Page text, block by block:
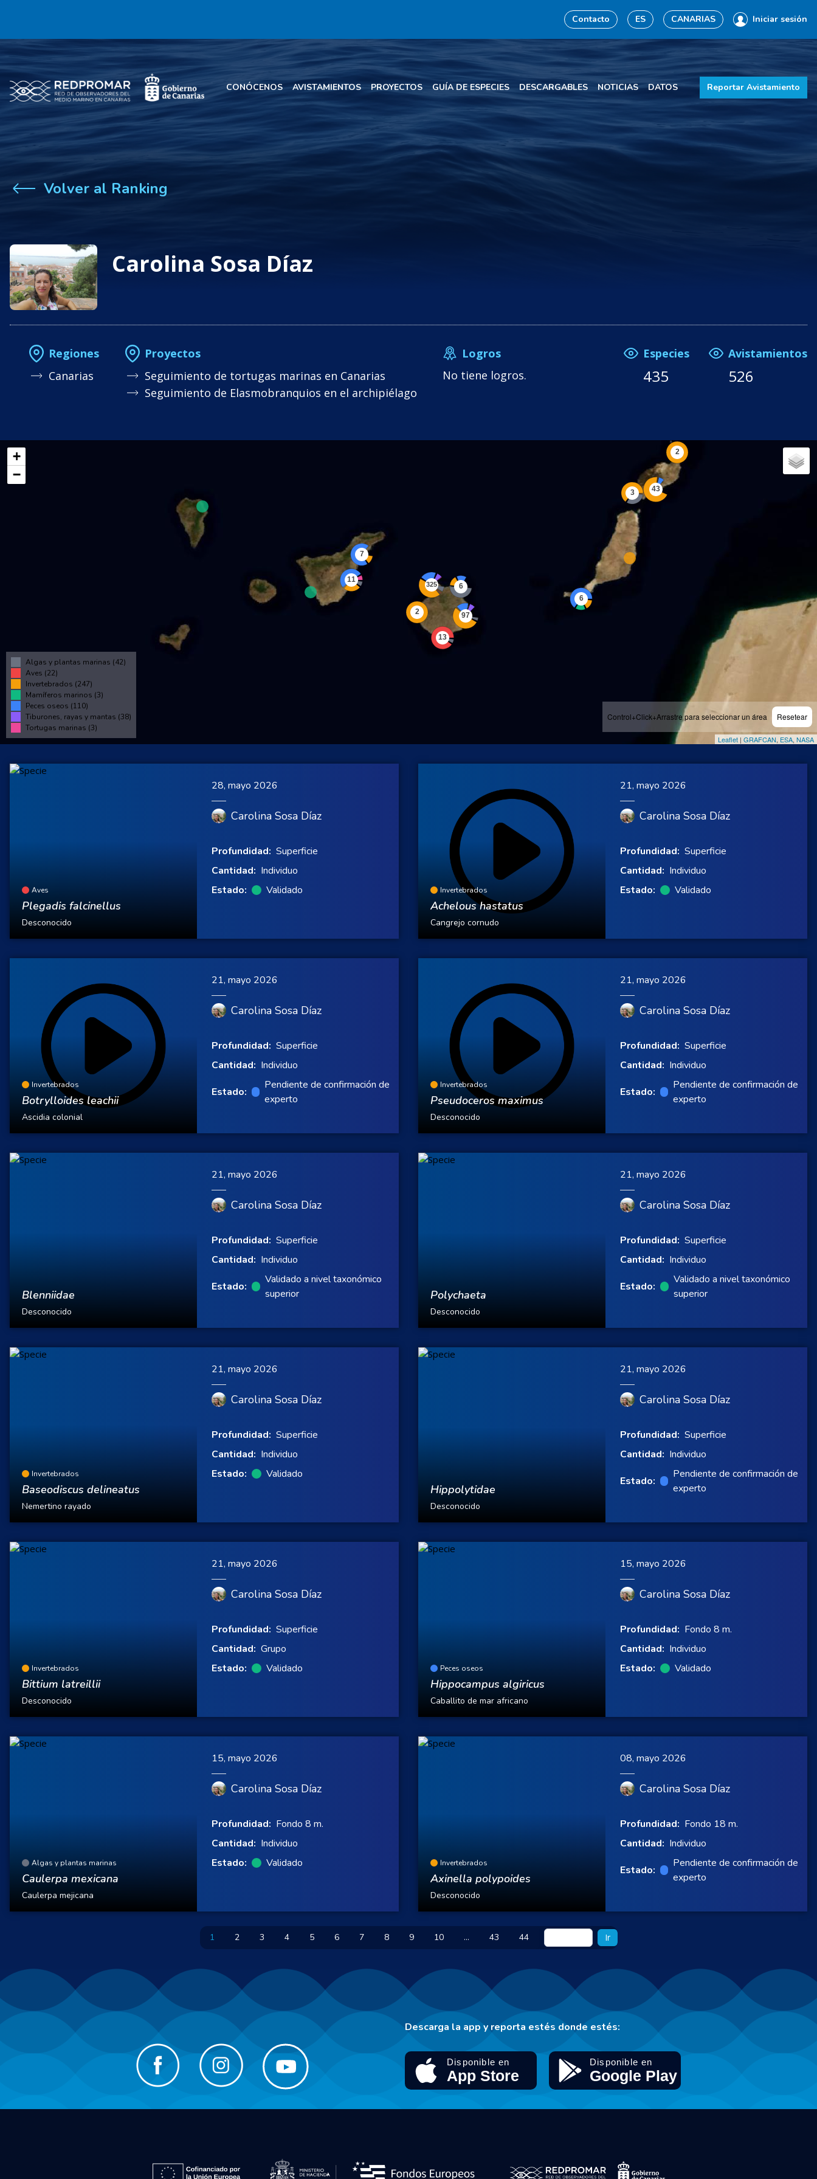
Contacto ES CANARIAS Iniciar sesión
CONÓCENOS AVISTAMIENTOS PROYECTOS GUÍA DE ESPECIES DESCARGABLES NOTICIAS DATOS Reportar Avistamiento
Volver al Ranking
Carolina Sosa Díaz
Regiones
Canarias
Proyectos
Seguimiento de tortugas marinas en Canarias
Seguimiento de Elasmobranquios en el archipiélago
Logros
No tiene logros.
Especies
435
Avistamientos
526
Control+Click+Arrastre para seleccionar un área Resetear
+
−
Algas y plantas marinas (42)
Aves (22)
Invertebrados (247)
Mamíferos marinos (3)
Peces oseos (110)
Tiburones, rayas y mantas (38)
Tortugas marinas (3)
Leaflet | GRAFCAN, ESA, NASA
Aves
Plegadis falcinellus
Desconocido
28, mayo 2026
Carolina Sosa Díaz
Profundidad: Superficie
Cantidad: Individuo
Estado:
Validado Invertebrados
Achelous hastatus
Cangrejo cornudo
21, mayo 2026
Carolina Sosa Díaz
Profundidad: Superficie
Cantidad: Individuo
Estado:
Validado
Invertebrados
Botrylloides leachii
Ascidia colonial
21, mayo 2026
Carolina Sosa Díaz
Profundidad: Superficie
Cantidad: Individuo
Estado:
Pendiente de confirmación de
experto
Invertebrados
Pseudoceros maximus
Desconocido
21, mayo 2026
Carolina Sosa Díaz
Profundidad: Superficie
Cantidad: Individuo
Estado:
Pendiente de confirmación de
experto
Blenniidae
Desconocido
21, mayo 2026
Carolina Sosa Díaz
Profundidad: Superficie
Cantidad: Individuo
Estado:
Validado a nivel taxonómico
superior
Polychaeta
Desconocido
21, mayo 2026
Carolina Sosa Díaz
Profundidad: Superficie
Cantidad: Individuo
Estado:
Validado a nivel taxonómico
superior
Invertebrados
Baseodiscus delineatus
Nemertino rayado
21, mayo 2026
Carolina Sosa Díaz
Profundidad: Superficie
Cantidad: Individuo
Estado:
Validado
Hippolytidae
Desconocido
21, mayo 2026
Carolina Sosa Díaz
Profundidad: Superficie
Cantidad: Individuo
Estado:
Pendiente de confirmación de
experto
Invertebrados
Bittium latreillii
Desconocido
21, mayo 2026
Carolina Sosa Díaz
Profundidad: Superficie
Cantidad: Grupo
Estado:
Validado Peces oseos
Hippocampus algiricus
Caballito de mar africano
15, mayo 2026
Carolina Sosa Díaz
Profundidad: Fondo 8 m.
Cantidad: Individuo
Estado:
Validado
Algas y plantas marinas
Caulerpa mexicana
Caulerpa mejicana
15, mayo 2026
Carolina Sosa Díaz
Profundidad: Fondo 8 m.
Cantidad: Individuo
Estado:
Validado Invertebrados
Axinella polypoides
Desconocido
08, mayo 2026
Carolina Sosa Díaz
Profundidad: Fondo 18 m.
Cantidad: Individuo
Estado:
Pendiente de confirmación de
experto
1 2 3 4 5 6 7 8 9 10 ... 43 44 Ir
Descarga la app y reporta estés donde estés: